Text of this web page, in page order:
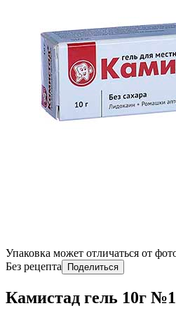
Упаковка может отличаться от
Без рецепта
Поделиться
Камистад гель 10г №1